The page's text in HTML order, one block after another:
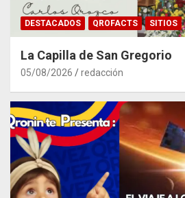
DESTACADOS QROFACTS SITIOS
La Capilla de San Gregorio
05/08/2026 redacción